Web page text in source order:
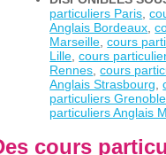
particuliers Paris ,
Anglais Bordeaux ,
Marseille ,cours
Lille ,cours
Rennes ,cours
Anglais Strasbourg ,
particuliers Grenoble
particuliers Anglais
cours